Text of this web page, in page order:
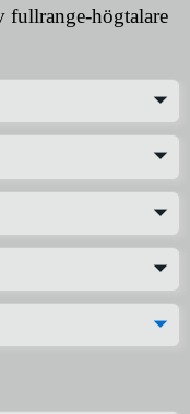
fullrange-högtalare